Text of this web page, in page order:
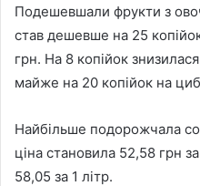
Подешевшали фрукти з
став дешевше на 25
грн. На 8 копійок
майже на 20 копійок на
Найбільше подорожчала
ціна становила 52,58 грн
58,05 за 1 літр.